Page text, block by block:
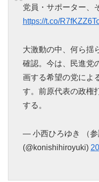
党員・サポーター、
https://t.co/
大激動の中、何ら揺
確認。今は、民進党
画する希望の党によ
す。前原代表の政権
する。
— 小西ひろゆき （参
(@konishihiroyuki)